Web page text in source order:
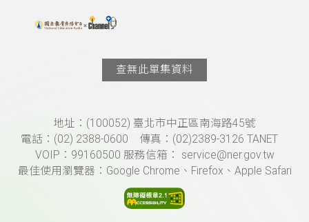
上方功能區塊
搜尋關鍵字：可輸入節目名稱、主持人或關鍵字
查無此單集資料
頁尾資訊地址：(100052) 臺北市中正區南海路45號
電話：(02) 2388-0600 傳真：(02)2389-3126 TANET
VOIP：99160500 服務信箱： service@ner.gov.tw
最佳使用瀏覽器：Google Chrome、Firefox、Apple Safari